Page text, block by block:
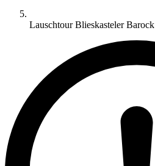
Lauschtour Blieskasteler Barock